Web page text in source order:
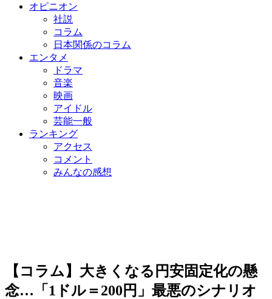
オピニオン
社説
コラム
日本関係のコラム
エンタメ
ドラマ
音楽
映画
アイドル
芸能一般
ランキング
アクセス
コメント
みんなの感想
【コラム】大きくなる円安固定化の懸
念…「1ドル＝200円」最悪のシナリオ